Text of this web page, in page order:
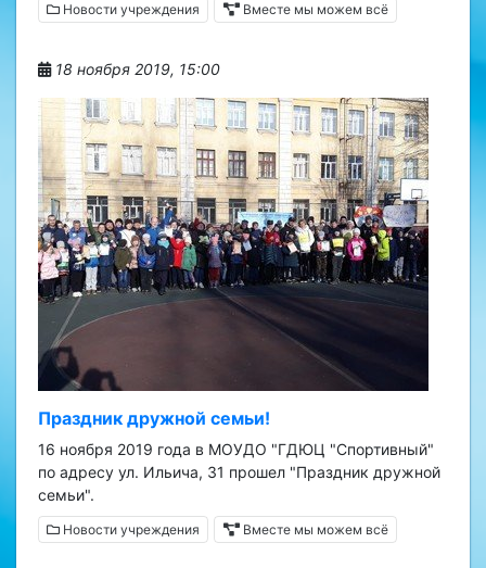
Новости учреждения Вместе мы можем всё
18 ноября 2019, 15:00
Праздник дружной семьи!
16 ноября 2019 года в МОУДО "ГДЮЦ "Спортивный"
по адресу ул. Ильича, 31 прошел "Праздник дружной
семьи".
Новости учреждения Вместе мы можем всё